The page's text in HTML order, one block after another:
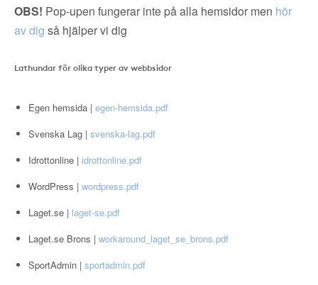
OBS! Pop-upen fungerar inte på alla hemsidor men hör
av dig så hjälper vi dig
Lathundar för olika typer av webbsidor
Egen hemsida | egen-hemsida.pdf
Svenska Lag | svenska-lag.pdf
Idrottonline | idrottonline.pdf
WordPress | wordpress.pdf
Laget.se | laget-se.pdf
Laget.se Brons | workaround_laget_se_brons.pdf
SportAdmin | sportadmin.pdf